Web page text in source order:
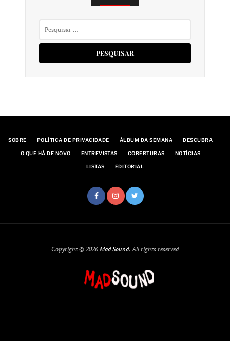
SOBRE POLÍTICA DE PRIVACIDADE ÁLBUM DA SEMANA DESCUBRA
O QUE HÁ DE NOVO ENTREVISTAS COBERTURAS NOTÍCIAS
LISTAS EDITORIAL
Copyright © 2026Mad Sound. All rights reserved